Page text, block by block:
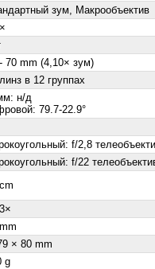
зум, Макрообъектив
70 mm (4,10× зум)
в 12 группах
н/д
79.7-22.9°
f/2,8
f/22
× 80 mm
g